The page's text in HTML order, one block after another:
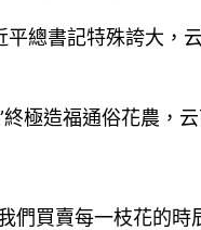
總書記特殊誇大，
極造福通俗花農，
們買賣每一枝花的